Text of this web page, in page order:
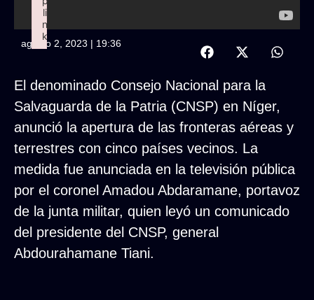
agosto 2, 2023 | 19:36
El denominado Consejo Nacional para la
Salvaguarda de la Patria (CNSP) en Níger,
anunció la apertura de las fronteras aéreas y
terrestres con cinco países vecinos. La
medida fue anunciada en la televisión pública
por el coronel Amadou Abdaramane, portavoz
de la junta militar, quien leyó un comunicado
del presidente del CNSP, general
Abdourahamane Tiani.
li
n
k
Failed to initialize plugin: wplink